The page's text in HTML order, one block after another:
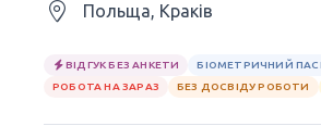
Польща, Краків
ВІДГУК БЕЗ АНКЕТИ
БІОМЕТРИЧНИЙ
РОБОТА НА ЗАРАЗ
БЕЗ ДОСВІДУ РОБОТИ